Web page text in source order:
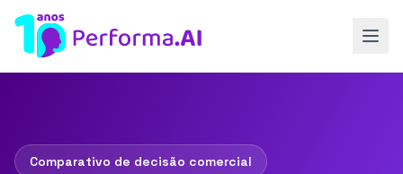
Comparativo de decisão comercial